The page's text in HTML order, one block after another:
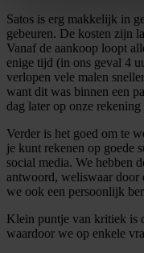
U kunt uw
intrekken in de
We gebruiken
personaliseren, om
informatie over uw
partners voor social
partners kunnen
informatie die u aan
verzameld op basis
Satos is erg makkelijk in
gebeuren. De kosten zijn
Vanaf de aankoop loopt
enige tijd (in ons geval 4
verlopen vele malen
want dit was binnen een
dag later op onze rekening
Verder is het goed om te
je kunt rekenen op goede
social media. We hebben
antwoord, weliswaar door
we ook een persoonlijk
Klein puntje van kritiek is
waardoor we op enkele